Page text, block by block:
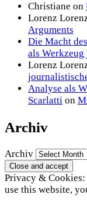
Christiane on
Lorenz
Arguments
Die Macht
als
Lorenz
Analyse als
Scarlatti on
Archiv
Archiv
Privacy &
use this website,